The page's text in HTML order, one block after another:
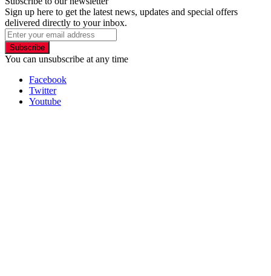
Sign up here to get the latest news, updates and special offers
delivered directly to your inbox.
Subscribe
You can unsubscribe at any time
Facebook
Twitter
Youtube